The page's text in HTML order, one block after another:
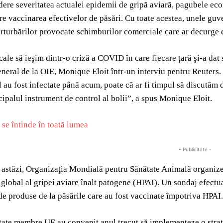
severitatea actualei epidemii de gripă aviară, pagubele
vaccinarea efectivelor de păsări. Cu toate acestea, unele
provocate schimburilor comerciale care ar decurge
să ieşim dintr-o criză a COVID în care fiecare ţară şi-a
de la OIE, Monique Eloit într-un interviu pentru
fost infectate până acum, poate că ar fi timpul să discutăm
instrument de control al bolii”, a spus Monique Eloit.
întinde în toată lumea
- Publicitate -
Organizaţia Mondială pentru Sănătate Animală
al gripei aviare înalt patogene (HPAI). Un sondaj
produse de la păsările care au fost vaccinate împotriva HPAI.